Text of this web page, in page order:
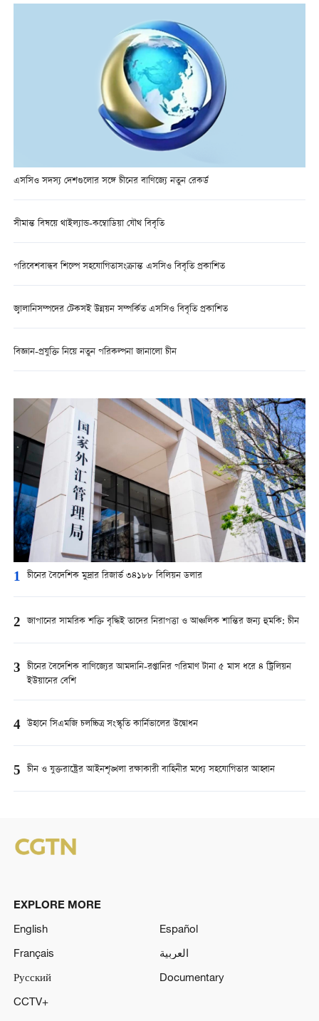
এসসিও সদস্য দেশগুলোর সঙ্গে চীনের বাণিজ্যে নতুন রেকর্ড
সীমান্ত বিষয়ে থাইল্যান্ড-কম্বোডিয়া যৌথ বিবৃতি
পরিবেশবান্ধব শিল্পে সহযোগিতাসংক্রান্ত এসসিও বিবৃতি প্রকাশিত
জ্বালানিসম্পদের টেকসই উন্নয়ন সম্পর্কিত এসসিও বিবৃতি প্রকাশিত
বিজ্ঞান-প্রযুক্তি নিয়ে নতুন পরিকল্পনা জানালো চীন
1 চীনের বৈদেশিক মুদ্রার রিজার্ভ ৩৪১৮৮ বিলিয়ন ডলার
2 জাপানের সামরিক শক্তি বৃদ্ধিই তাদের নিরাপত্তা ও আঞ্চলিক শান্তির জন্য হুমকি: চীন
3 চীনের বৈদেশিক বাণিজ্যের আমদানি-রপ্তানির পরিমাণ টানা ৫ মাস ধরে ৪ ট্রিলিয়ন
ইউয়ানের বেশি
4 উহানে সিএমজি চলচ্চিত্র সংস্কৃতি কার্নিভালের উদ্বোধন
5 চীন ও যুক্তরাষ্ট্রের আইনশৃঙ্খলা রক্ষাকারী বাহিনীর মধ্যে সহযোগিতার আহ্বান
EXPLORE MORE
English
Español
Français
العربية
Русский
Documentary
CCTV+